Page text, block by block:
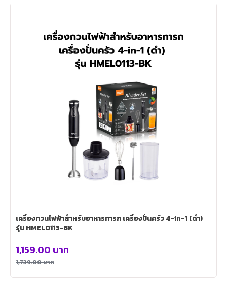
เครื่องกวนไฟฟ้าสําหรับอาหารทารก เครื่องปั่นครัว 4-in-1 (ดำ)
รุ่น HMEL0113-BK
1,739.00บาท
1,159.00 บาท